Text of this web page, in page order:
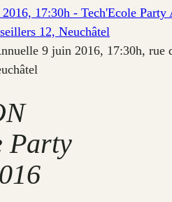
9 juin 2016, 17:30h, rue
Party